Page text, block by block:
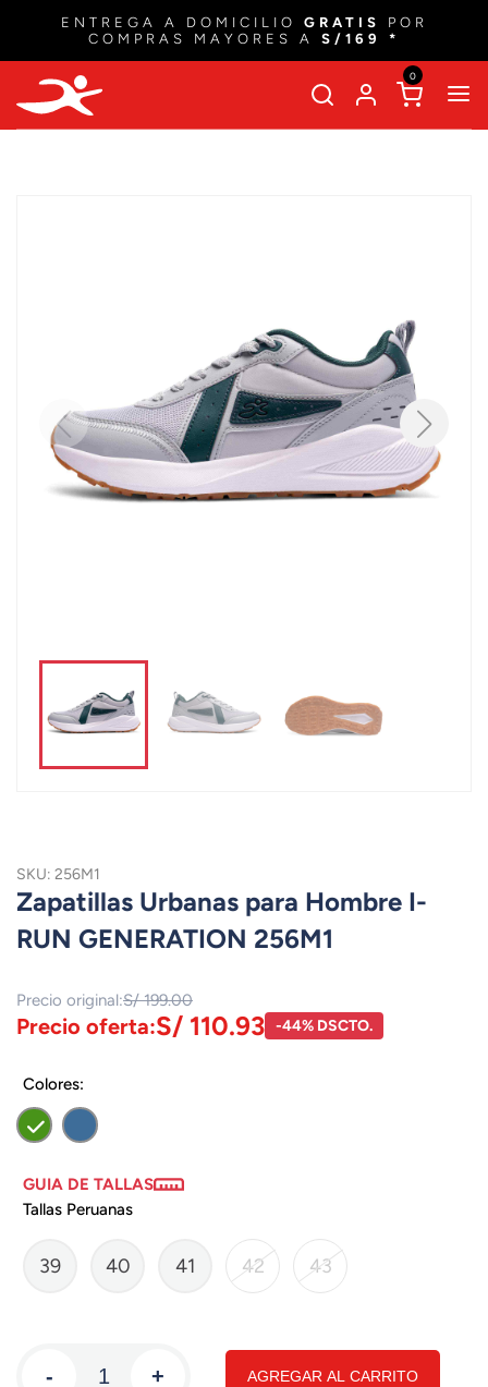
ENTREGA A DOMICILIO GRATIS
POR
COMPRAS MAYORES A S/169 *
0
SKU: 256M1
Zapatillas Urbanas para Hombre I-
RUN GENERATION 256M1
Precio original:S/ 199.00
Precio oferta:S/ 110.93 -44% DSCTO.
Colores:
GUIA DE TALLAS
Tallas Peruanas
39 40 41 42 43
- + AGREGAR AL CARRITO